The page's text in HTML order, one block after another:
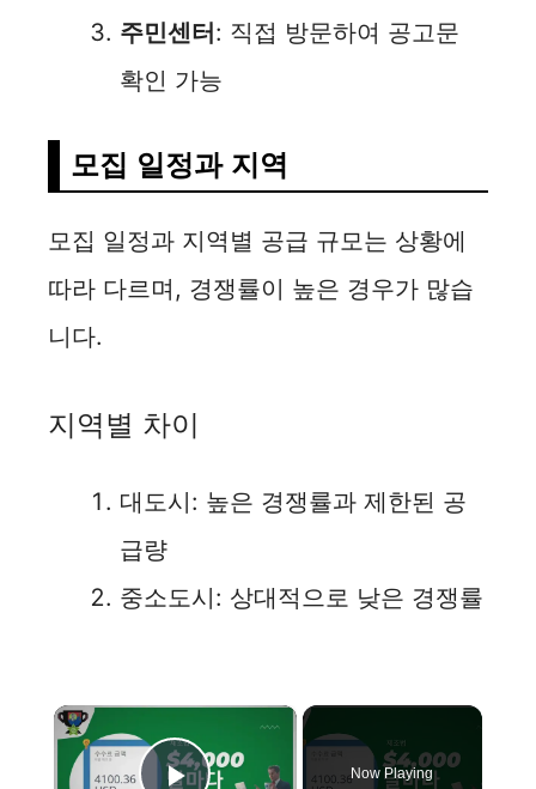
주민센터: 직접 방문하여 공고문
확인 가능
모집 일정과 지역
모집 일정과 지역별 공급 규모는 상황에
따라 다르며, 경쟁률이 높은 경우가 많습
니다.
지역별 차이
대도시: 높은 경쟁률과 제한된 공
급량
중소도시: 상대적으로 낮은 경쟁률
×
Now Playing